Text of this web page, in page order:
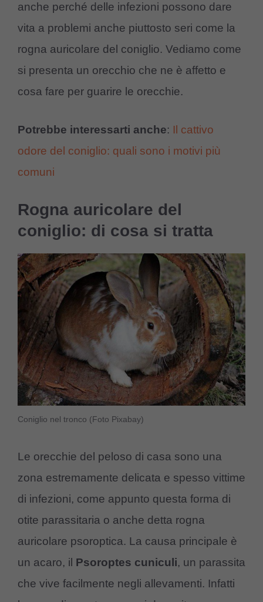
anche perché delle infezioni possono dare
vita a problemi anche piuttosto seri come la
rogna auricolare del coniglio. Vediamo come
si presenta un orecchio che ne è affetto e
cosa fare per guarire le orecchie.
Potrebbe interessarti anche: Il cattivo
odore del coniglio: quali sono i motivi più
comuni
Rogna auricolare del
coniglio: di cosa si tratta
Coniglio nel tronco (Foto Pixabay)
Le orecchie del peloso di casa sono una
zona estremamente delicata e spesso vittime
di infezioni, come appunto questa forma di
otite parassitaria o anche detta rogna
auricolare psoroptica. La causa principale è
un acaro, il Psoroptes cuniculi, un parassita
che vive facilmente negli allevamenti. Infatti